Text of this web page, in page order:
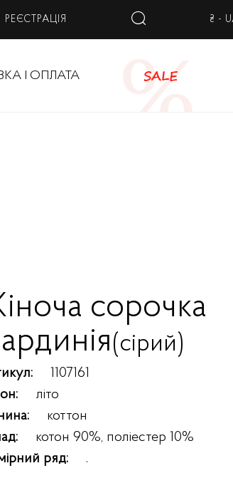
РЕЄСТРАЦІЯ ₴ -
І ОПЛАТА SALE
сорочка
(сірий)
1107161
літо
коттон
котон 90%, поліестер 10%
ряд:
.